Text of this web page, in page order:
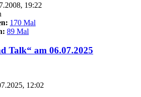
19:22
170 Mal
89 Mal
Talk“ am 06.07.2025
12:02